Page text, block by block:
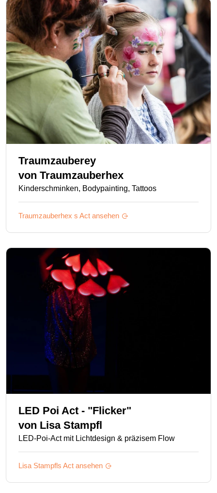
Traumzauberey
von Traumzauberhex
Kinderschminken, Bodypainting, Tattoos
Traumzauberhex s Act ansehen
LED Poi Act - "Flicker"
von Lisa Stampfl
LED-Poi-Act mit Lichtdesign & präzisem Flow
Lisa Stampfls Act ansehen